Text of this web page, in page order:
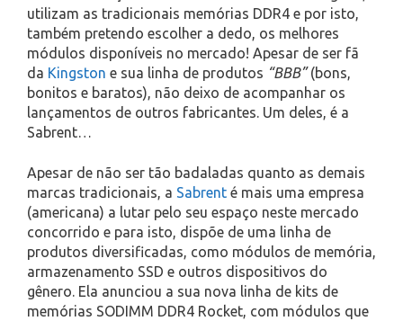
utilizam as tradicionais memórias DDR4 e por isto,
também pretendo escolher a dedo, os melhores
módulos disponíveis no mercado! Apesar de ser fã
da Kingston e sua linha de produtos “BBB”(bons,
bonitos e baratos), não deixo de acompanhar os
lançamentos de outros fabricantes. Um deles, é a
Sabrent…
Apesar de não ser tão badaladas quanto as demais
marcas tradicionais, a Sabrent é mais uma empresa
(americana) a lutar pelo seu espaço neste mercado
concorrido e para isto, dispõe de uma linha de
produtos diversificadas, como módulos de memória,
armazenamento SSD e outros dispositivos do
gênero. Ela anunciou a sua nova linha de kits de
memórias SODIMM DDR4 Rocket, com módulos que